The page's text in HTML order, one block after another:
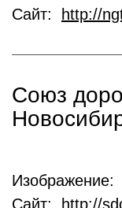
Сайт:
http://
Союз
Изображение:
Сайт:
http://